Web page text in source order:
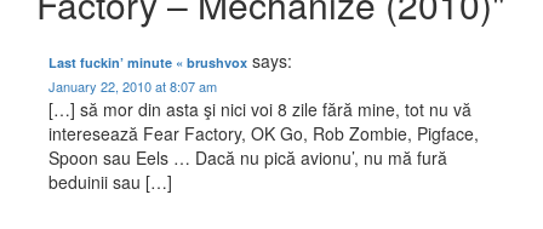
Last fuckin’ minute « brushvox says:
January 22, 2010 at 8:07 am
[…] să mor din asta şi nici voi 8 zile fără mine, tot nu vă
interesează Fear Factory, OK Go, Rob Zombie, Pigface,
Spoon sau Eels … Dacă nu pică avionu’, nu mă fură
beduinii sau […]